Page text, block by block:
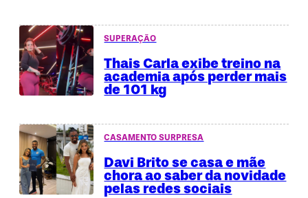
SUPERAÇÃO
Thais Carla exibe treino na
academia após perder mais
de 101 kg
CASAMENTO SURPRESA
Davi Brito se casa e mãe
chora ao saber da novidade
pelas redes sociais